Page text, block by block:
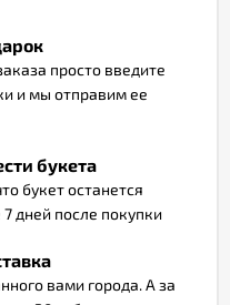
просто введите
и мы отправим ее
букета
букет останется
дней после покупки
вами города. А за